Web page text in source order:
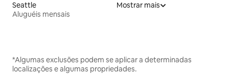
Seattle
Aluguéis mensais
Mostrar mais
*Algumas exclusões podem se aplicar a determinadas
localizações e algumas propriedades.